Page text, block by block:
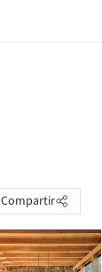
Compartir